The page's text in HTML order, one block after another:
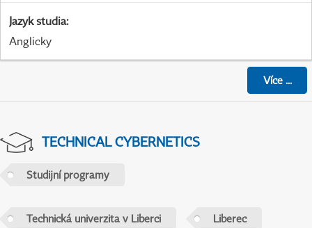
Jazyk studia:
Anglicky
Více...
TECHNICAL CYBERNETICS
Studijní programy
Technická univerzita v Liberci Liberec